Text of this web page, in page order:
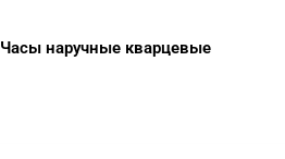
Часы наручные кварцевые